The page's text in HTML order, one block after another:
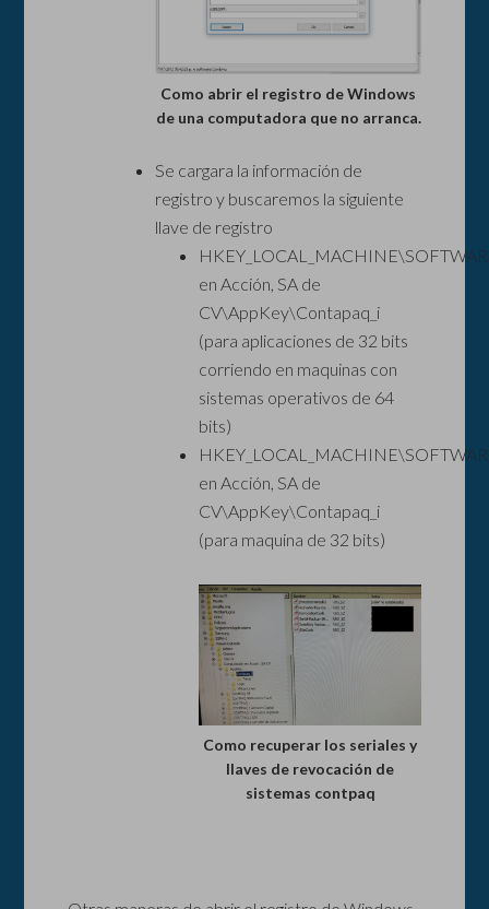
Como abrir el registro de Windows
de una computadora que no arranca.
Se cargara la información de
registro y buscaremos la siguiente
llave de registro
en Acción, SA de
CV\AppKey\Contapaq_i
(para aplicaciones de 32 bits
corriendo en maquinas con
sistemas operativos de 64
bits)
en Acción, SA de
CV\AppKey\Contapaq_i
(para maquina de 32 bits)
Como recuperar los seriales y
llaves de revocación de
sistemas contpaq